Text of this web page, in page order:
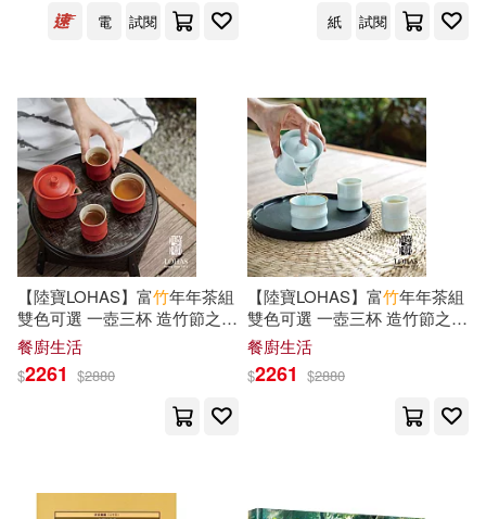
保健(34) 設計文具(744)
無印良品(62) 日用清潔(72)
休閒生活(77) 婦幼生活(647)
餐廚生活(403) 電子票證(4)
鞋包配件(652) 票券(40)
寵物生活(204) 玲廊滿藝(6)
電子書閱讀器(3)
電子書(5990)
mamakari(76) 野村美月(75)
竹嶋えく(70) 阮光民(69)
竹井10日(67) 徐竹(65)
竹已(64) 戸ヶ里憐(63)
竹岡葉月(63) 蒼野アキラ(58)
水泉(56)
伊吹芹(50)
斷橋殘雪(49)
展開
出版社 (可複選)
悅文社(2143) 竹書房(813)
東立(676) 台灣角川(632)
科學出版社(563)
社會科學文獻出版社(521)
展開
(可複選)
電
試閱
紙
試閱
【陸寶LOHAS】富竹年年茶組
雙色可選 一壺三杯 造竹節之型
勢如破竹 好運連連 富貴紅
餐廚生活
$2261 $2880
【陸寶LOHAS】富竹年年茶組
雙色可選 一壺三杯 造竹節之型
勢如破竹 好運連連 青瓷冰裂
餐廚生活
$2261 $2880